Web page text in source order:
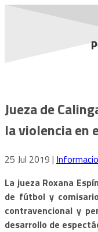
Jueza de
la violencia en
25 Jul 2019 |
La jueza Roxana
de fútbol y
contravencional y
desarrollo de